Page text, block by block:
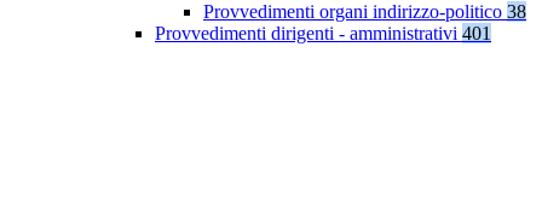
Provvedimenti organi indirizzo-politico 38
Provvedimenti dirigenti - amministrativi 401